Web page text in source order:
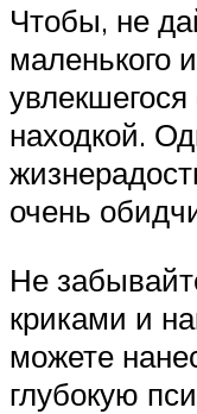
Чтобы, не
маленького
находкой.
очень
Не
криками и
можете
глубокую